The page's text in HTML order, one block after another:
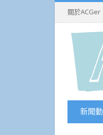
關於ACGer
新聞